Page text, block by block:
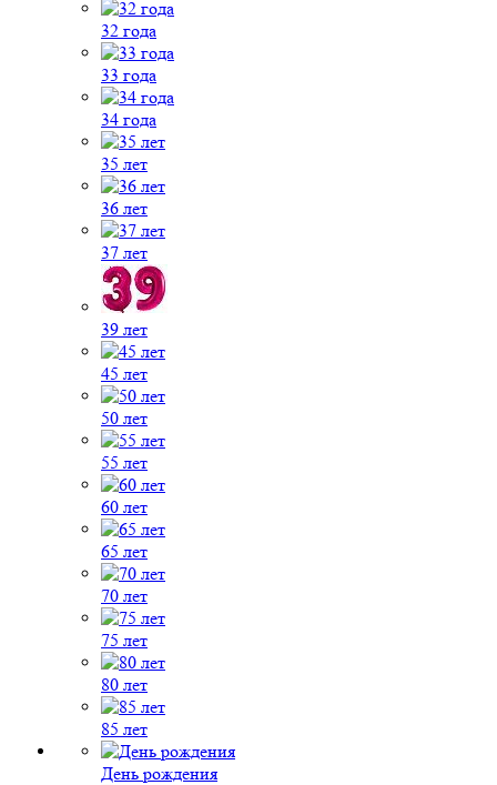
32 года
33 года
34 года
35 лет
36 лет
37 лет
39 лет
45 лет
50 лет
55 лет
60 лет
65 лет
70 лет
75 лет
80 лет
85 лет
День рождения